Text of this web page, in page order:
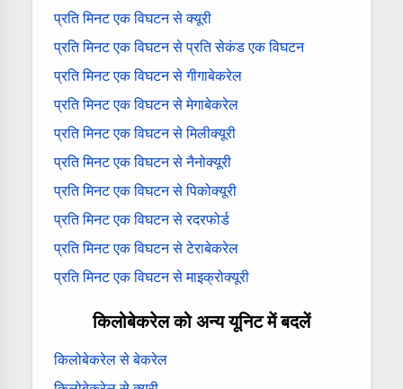
प्रति मिनट एक विघटन से क्यूरी
प्रति मिनट एक विघटन से प्रति सेकंड एक विघटन
प्रति मिनट एक विघटन से गीगाबेकरेल
प्रति मिनट एक विघटन से मेगाबेकरेल
प्रति मिनट एक विघटन से मिलीक्यूरी
प्रति मिनट एक विघटन से नैनोक्यूरी
प्रति मिनट एक विघटन से पिकोक्यूरी
प्रति मिनट एक विघटन से रदरफोर्ड
प्रति मिनट एक विघटन से टेराबेकरेल
प्रति मिनट एक विघटन से माइक्रोक्यूरी
किलोबेकरेल को अन्य यूनिट में बदलें
किलोबेकरेल से बेकरेल